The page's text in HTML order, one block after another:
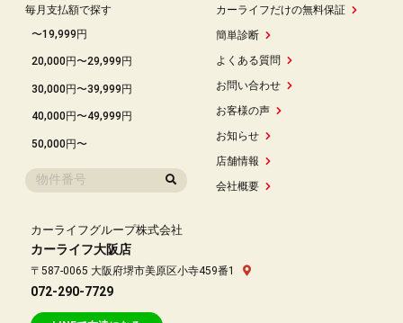
毎月支払額で探す
〜19,999円
20,000円〜29,999円
30,000円〜39,999円
40,000円〜49,999円
50,000円〜
カーライフだけの無料保証
簡単診断
よくある質問
お問い合わせ
お客様の声
お知らせ
店舗情報
会社概要
カーライフグループ株式会社
カーライフ大阪店
〒587-0065 大阪府堺市美原区小寺459番1
072-290-7729